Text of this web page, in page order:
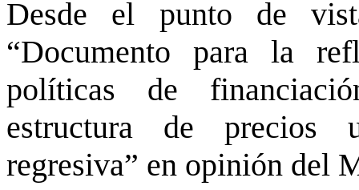
Desde el punto de
“Documento para la
políticas de
estructura de precios
regresiva” en opinión del